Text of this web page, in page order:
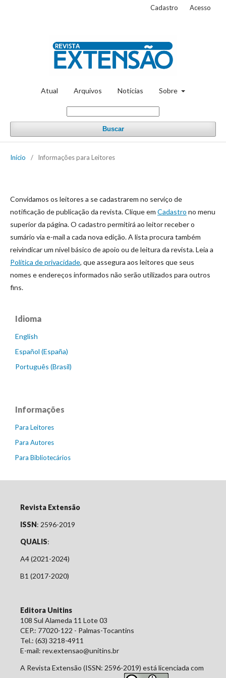
Atual Arquivos Notícias Sobre
Buscar
Cadastro Acesso
Início / Informações para Leitores
Convidamos os leitores a se cadastrarem no serviço de
notificação de publicação da revista. Clique em Cadastro no menu
superior da página. O cadastro permitirá ao leitor receber o
sumário via e-mail a cada nova edição. A lista procura também
reivindicar um nível básico de apoio ou de leitura da revista. Leia a
Política de privacidade, que assegura aos leitores que seus
nomes e endereços informados não serão utilizados para outros
fins.
Idioma
English
Español (España)
Português (Brasil)
Informações
Para Leitores
Para Autores
Para Bibliotecários
Revista Extensão
ISSN: 2596-2019
QUALIS:
A4 (2021-2024)
B1 (2017-2020)
Editora Unitins
108 Sul Alameda 11 Lote 03
CEP.: 77020-122 - Palmas-Tocantins
Tel.: (63) 3218-4911
E-mail: rev.extensao@unitins.br
A Revista Extensão (ISSN: 2596-2019) está licenciada com